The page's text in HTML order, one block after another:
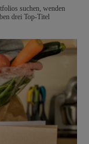
suchen, wenden
drei Top-Titel